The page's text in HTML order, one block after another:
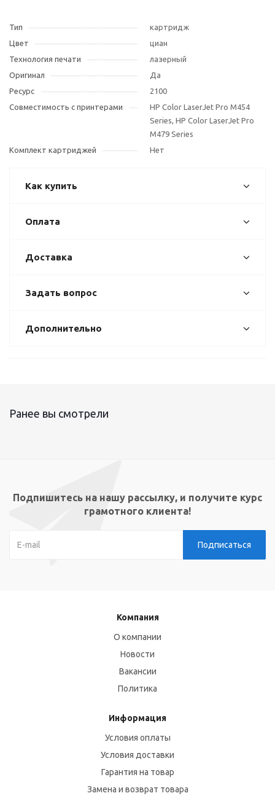
Тип
картридж
Цвет
циан
Технология печати
лазерный
Оригинал
Да
Ресурс
2100
Совместимость с принтерами
HP Color LaserJet Pro M454
Series, HP Color LaserJet Pro
M479 Series
Комплект картриджей
Нет
Как купить
Оплата
Доставка
Задать вопрос
Дополнительно
Ранее вы смотрели
Подпишитесь на нашу рассылку, и получите курс
грамотного клиента!
Компания
О компании
Новости
Вакансии
Политика
Информация
Условия оплаты
Условия доставки
Гарантия на товар
Замена и возврат товара